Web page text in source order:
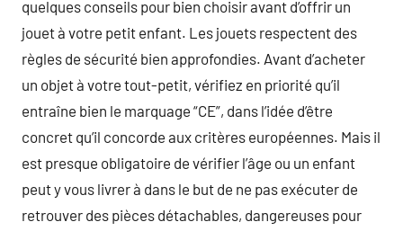
quelques conseils pour bien choisir avant d’offrir un
jouet à votre petit enfant. Les jouets respectent des
règles de sécurité bien approfondies. Avant d’acheter
un objet à votre tout-petit, vérifiez en priorité qu’il
entraîne bien le marquage “CE”, dans l’idée d’être
concret qu’il concorde aux critères européennes. Mais il
est presque obligatoire de vérifier l’âge ou un enfant
peut y vous livrer à dans le but de ne pas exécuter de
retrouver des pièces détachables, dangereuses pour